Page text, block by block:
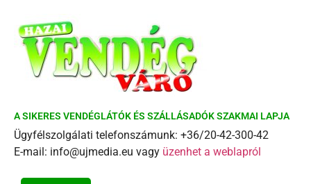
A SIKERES VENDÉGLÁTÓK ÉS SZÁLLÁSADÓK SZAKMAI LAPJA
Ügyfélszolgálati telefonszámunk: +36/20-42-300-42
E-mail: info@ujmedia.eu vagy üzenhet a weblapról